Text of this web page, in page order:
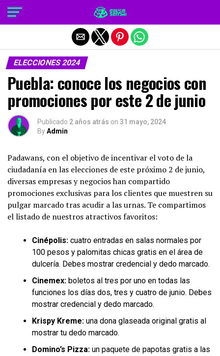
ELECCIONES 2024
Puebla: conoce los negocios con
promociones por este 2 de junio
Publicado 2 años atrás on 31 mayo, 2024
ByAdmin
Padawans, con el objetivo de incentivar el voto de la
ciudadanía en las elecciones de este próximo 2 de junio,
diversas empresas y negocios han compartido
promociones exclusivas para los clientes que muestren su
pulgar marcado tras acudir a las urnas. Te compartimos
el listado de nuestros atractivos favoritos:
Cinépolis: cuatro entradas en salas normales por
100 pesos y palomitas chicas gratis en el área de
dulcería. Debes mostrar credencial y dedo marcado.
Cinemex: boletos al tres por uno en todas las
funciones los días dos, tres y cuatro de junio. Debes
mostrar credencial y dedo marcado.
Krispy Kreme: una dona glaseada original gratis al
mostrar tu dedo marcado.
Domino’s Pizza: un paquete de papotas gratis a las
Salir de la versión móvil